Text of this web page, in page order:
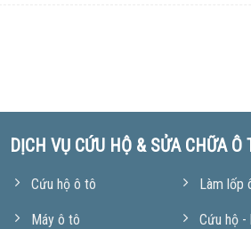
DỊCH VỤ CỨU HỘ & SỬA CHỮA Ô
Cứu hộ ô tô
Máy ô tô
Làm lốp
Cứu hộ -